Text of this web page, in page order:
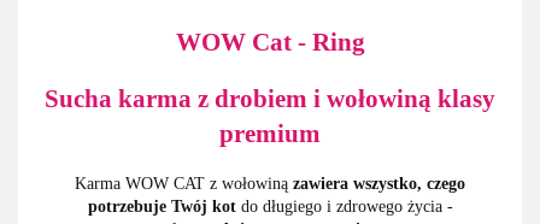
WOW Cat - Ring
Sucha karma z drobiem i wołowiną klasy
premium
Karma WOW CAT z wołowiną zawiera wszystko, czego
potrzebuje Twój kotdo długiego i zdrowego życia -